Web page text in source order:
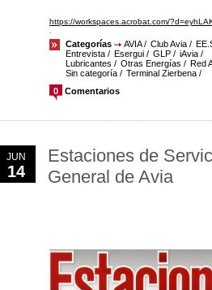
https://workspaces.acrobat.com/
Categorías AVIA Club Avia
Entrevista
Esergui GLP
iAvia
Lubricantes
Otras Energías
Red
Sin categoría
Terminal Zierbena
0
Comentarios
JUN
14
Estaciones de
General de Avia